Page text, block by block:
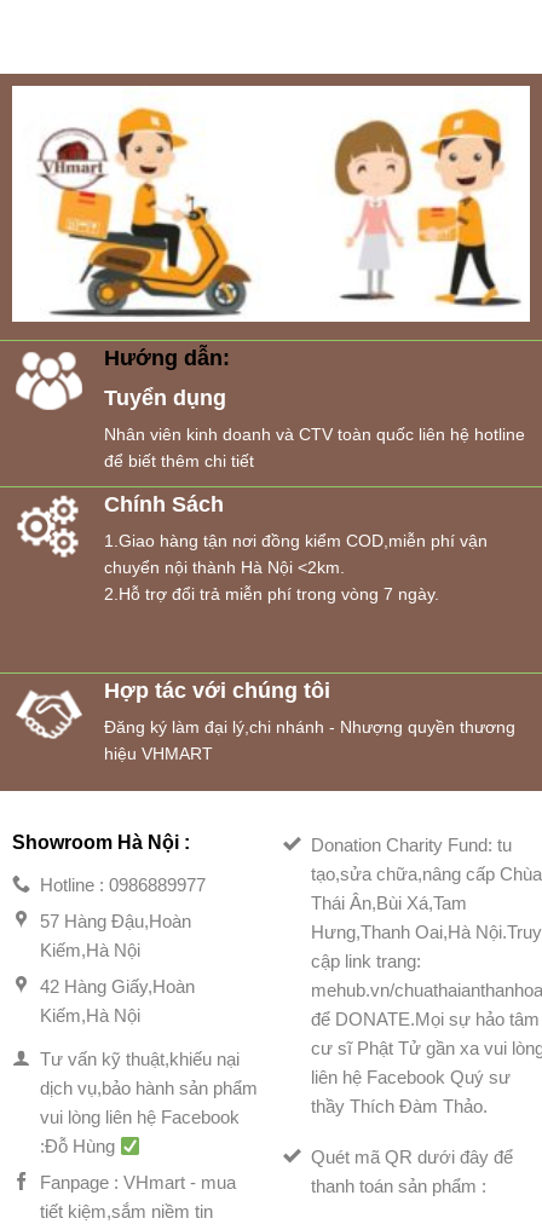
Hướng dẫn:
Tuyển dụng
Nhân viên kinh doanh và CTV toàn quốc liên hệ hotline
để biết thêm chi tiết
Chính Sách
1.Giao hàng tận nơi đồng kiểm COD,miễn phí vận
chuyển nội thành Hà Nội <2km.
2.Hỗ trợ đổi trả miễn phí trong vòng 7 ngày.
Hợp tác với chúng tôi
Đăng ký làm đại lý,chi nhánh - Nhượng quyền thương
hiệu VHMART
Showroom Hà Nội :
Hotline : 0986889977
57 Hàng Đậu,Hoàn
Kiếm,Hà Nội
42 Hàng Giấy,Hoàn
Kiếm,Hà Nội
Tư vấn kỹ thuật,khiếu nại
dịch vụ,bảo hành sản phẩm
vui lòng liên hệ Facebook
:Đỗ Hùng
Fanpage : VHmart - mua
tiết kiệm,sắm niềm tin
Donation Charity Fund: tu
tạo,sửa chữa,nâng cấp Chùa
Thái Ân,Bùi Xá,Tam
Hưng,Thanh Oai,Hà Nội.Truy
cập link trang:
mehub.vn/
để DONATE.Mọi sự hảo tâm
cư sĩ Phật Tử gần xa vui
liên hệ Facebook Quý sư
thầy Thích Đàm Thảo.
Quét mã QR dưới đây để
thanh toán sản phẩm :